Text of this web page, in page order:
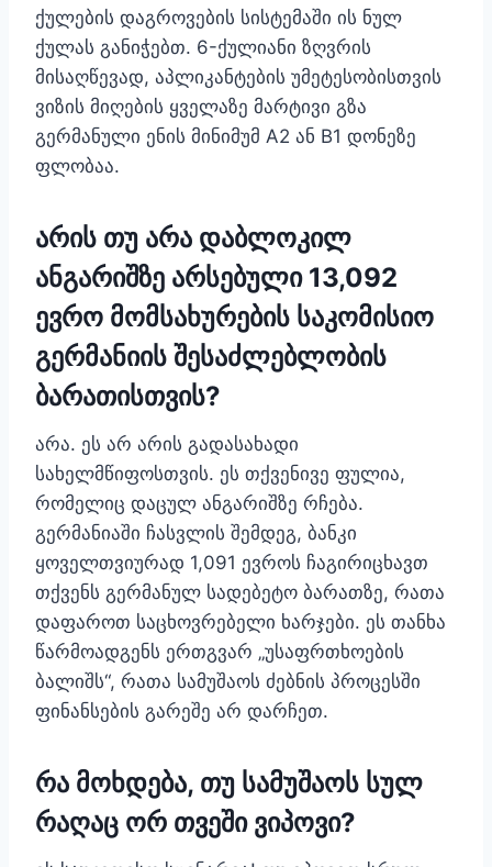
ქულების დაგროვების სისტემაში ის ნულ
ქულას განიჭებთ. 6-ქულიანი ზღვრის
მისაღწევად, აპლიკანტების უმეტესობისთვის
ვიზის მიღების ყველაზე მარტივი გზა
გერმანული ენის მინიმუმ A2 ან B1 დონეზე
ფლობაა.
არის თუ არა დაბლოკილ
ანგარიშზე არსებული 13,092
ევრო მომსახურების საკომისიო
გერმანიის შესაძლებლობის
ბარათისთვის?
არა. ეს არ არის გადასახადი
სახელმწიფოსთვის. ეს თქვენივე ფულია,
რომელიც დაცულ ანგარიშზე რჩება.
გერმანიაში ჩასვლის შემდეგ, ბანკი
ყოველთვიურად 1,091 ევროს ჩაგირიცხავთ
თქვენს გერმანულ სადებეტო ბარათზე, რათა
დაფაროთ საცხოვრებელი ხარჯები. ეს თანხა
წარმოადგენს ერთგვარ „უსაფრთხოების
ბალიშს“, რათა სამუშაოს ძებნის პროცესში
ფინანსების გარეშე არ დარჩეთ.
რა მოხდება, თუ სამუშაოს სულ
რაღაც ორ თვეში ვიპოვი?